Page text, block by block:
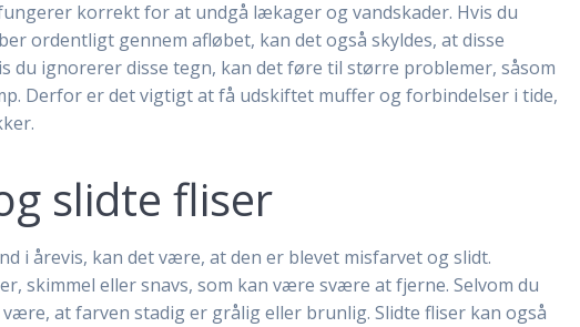
korrekt for at undgå lækager og vandskader. Hvis du
ordentligt gennem afløbet, kan det også skyldes, at disse
du ignorerer disse tegn, kan det føre til større problemer, såsom
Derfor er det vigtigt at få udskiftet muffer og forbindelser i tide,
slidte fliser
i årevis, kan det være, at den er blevet misfarvet og slidt.
skimmel eller snavs, som kan være svære at fjerne. Selvom du
at farven stadig er grålig eller brunlig. Slidte fliser kan også